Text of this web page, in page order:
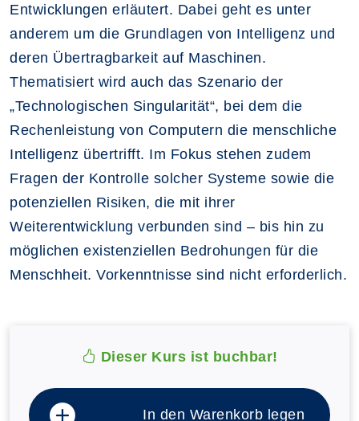
Entwicklungen erläutert. Dabei geht es unter
anderem um die Grundlagen von Intelligenz und
deren Übertragbarkeit auf Maschinen.
Thematisiert wird auch das Szenario der
„Technologischen Singularität“, bei dem die
Rechenleistung von Computern die menschliche
Intelligenz übertrifft. Im Fokus stehen zudem
Fragen der Kontrolle solcher Systeme sowie die
potenziellen Risiken, die mit ihrer
Weiterentwicklung verbunden sind – bis hin zu
möglichen existenziellen Bedrohungen für die
Menschheit. Vorkenntnisse sind nicht erforderlich.
Dieser Kurs ist buchbar!
In den Warenkorb legen